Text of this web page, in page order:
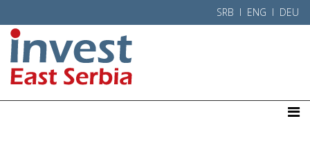
SRB l ENG l DEU